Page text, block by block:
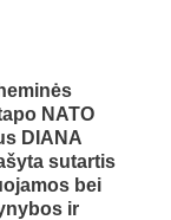
NATO
DIANA
sutartis
bei
ir